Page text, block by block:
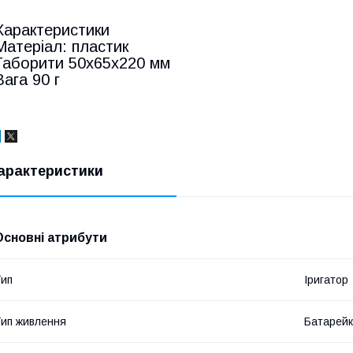
пластик
50х65х220 мм
90 г
атрибути
Іригатор
живлення